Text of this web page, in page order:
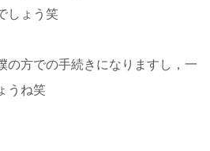
しょう笑
の方での手続きになりますし，一
うね笑